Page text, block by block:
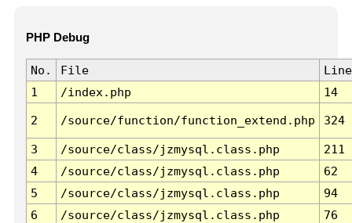
PHP Debug
No. File
Line
1
/index.php 14
2 /source/function/function_extend.php 324
3 /source/class/jzmysql.class.php
211
4
/source/class/jzmysql.class.php
62
5
/source/class/jzmysql.class.php
94
6
/source/class/jzmysql.class.php 76